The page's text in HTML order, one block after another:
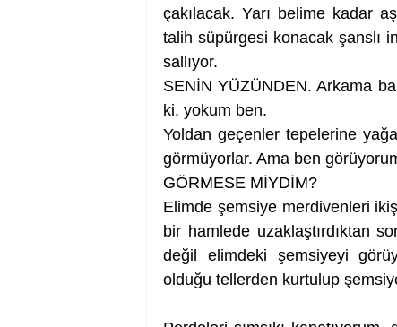
çakılacak. Yarı belime kadar
talih süpürgesi konacak şanslı
sallıyor.
SENİN YÜZÜNDEN. Arkama
ki, yokum ben.
Yoldan geçenler tepelerine
görmüyorlar. Ama ben
GÖRMESE MİYDİM?
Elimde şemsiye merdivenleri
bir hamlede uzaklaştırdıktan
değil elimdeki şemsiyeyi
olduğu tellerden kurtulup